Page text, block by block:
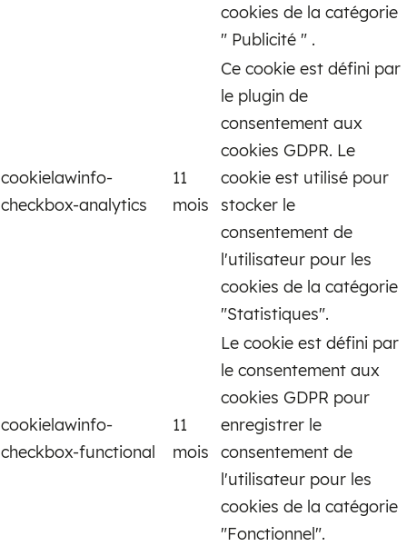
cookies de la catégorie
" Publicité " .
cookielawinfo-
checkbox-analytics
11
mois
Ce cookie est défini par
le plugin de
consentement aux
cookies GDPR. Le
cookie est utilisé pour
stocker le
consentement de
l'utilisateur pour les
cookies de la catégorie
"Statistiques".
cookielawinfo-
checkbox-functional
11
mois
Le cookie est défini par
le consentement aux
cookies GDPR pour
enregistrer le
consentement de
l'utilisateur pour les
cookies de la catégorie
"Fonctionnel".